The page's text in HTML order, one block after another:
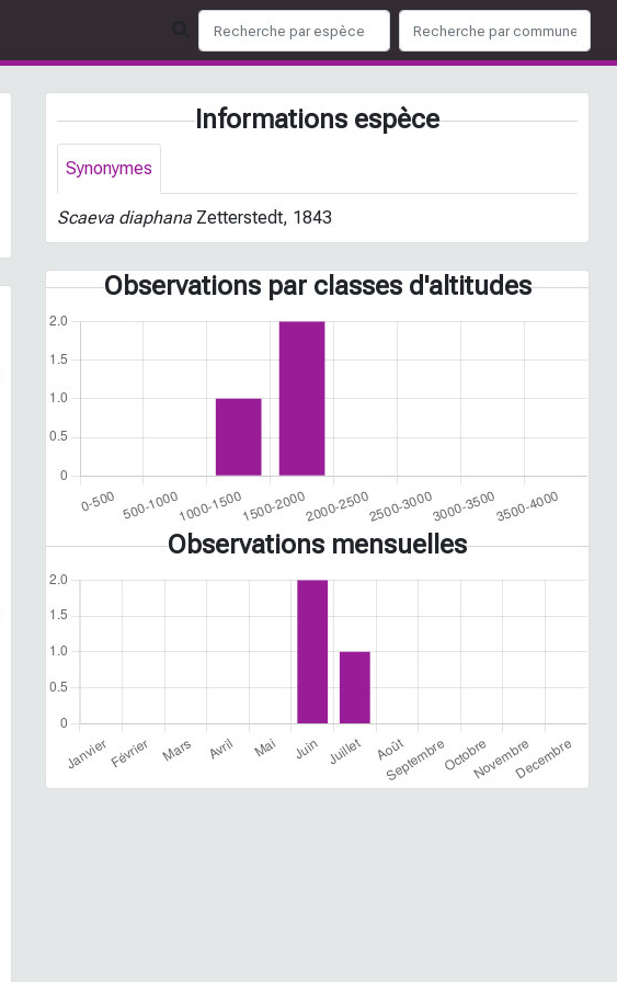
Informations espèce
Synonymes
Scaeva diaphana Zetterstedt, 1843
Observations par classes d'altitudes
Observations mensuelles